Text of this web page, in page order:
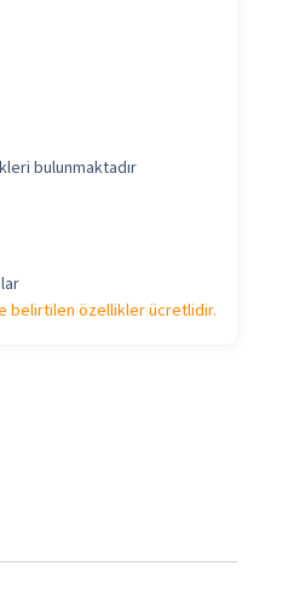
bulunmaktadır
belirtilen özellikler ücretlidir.